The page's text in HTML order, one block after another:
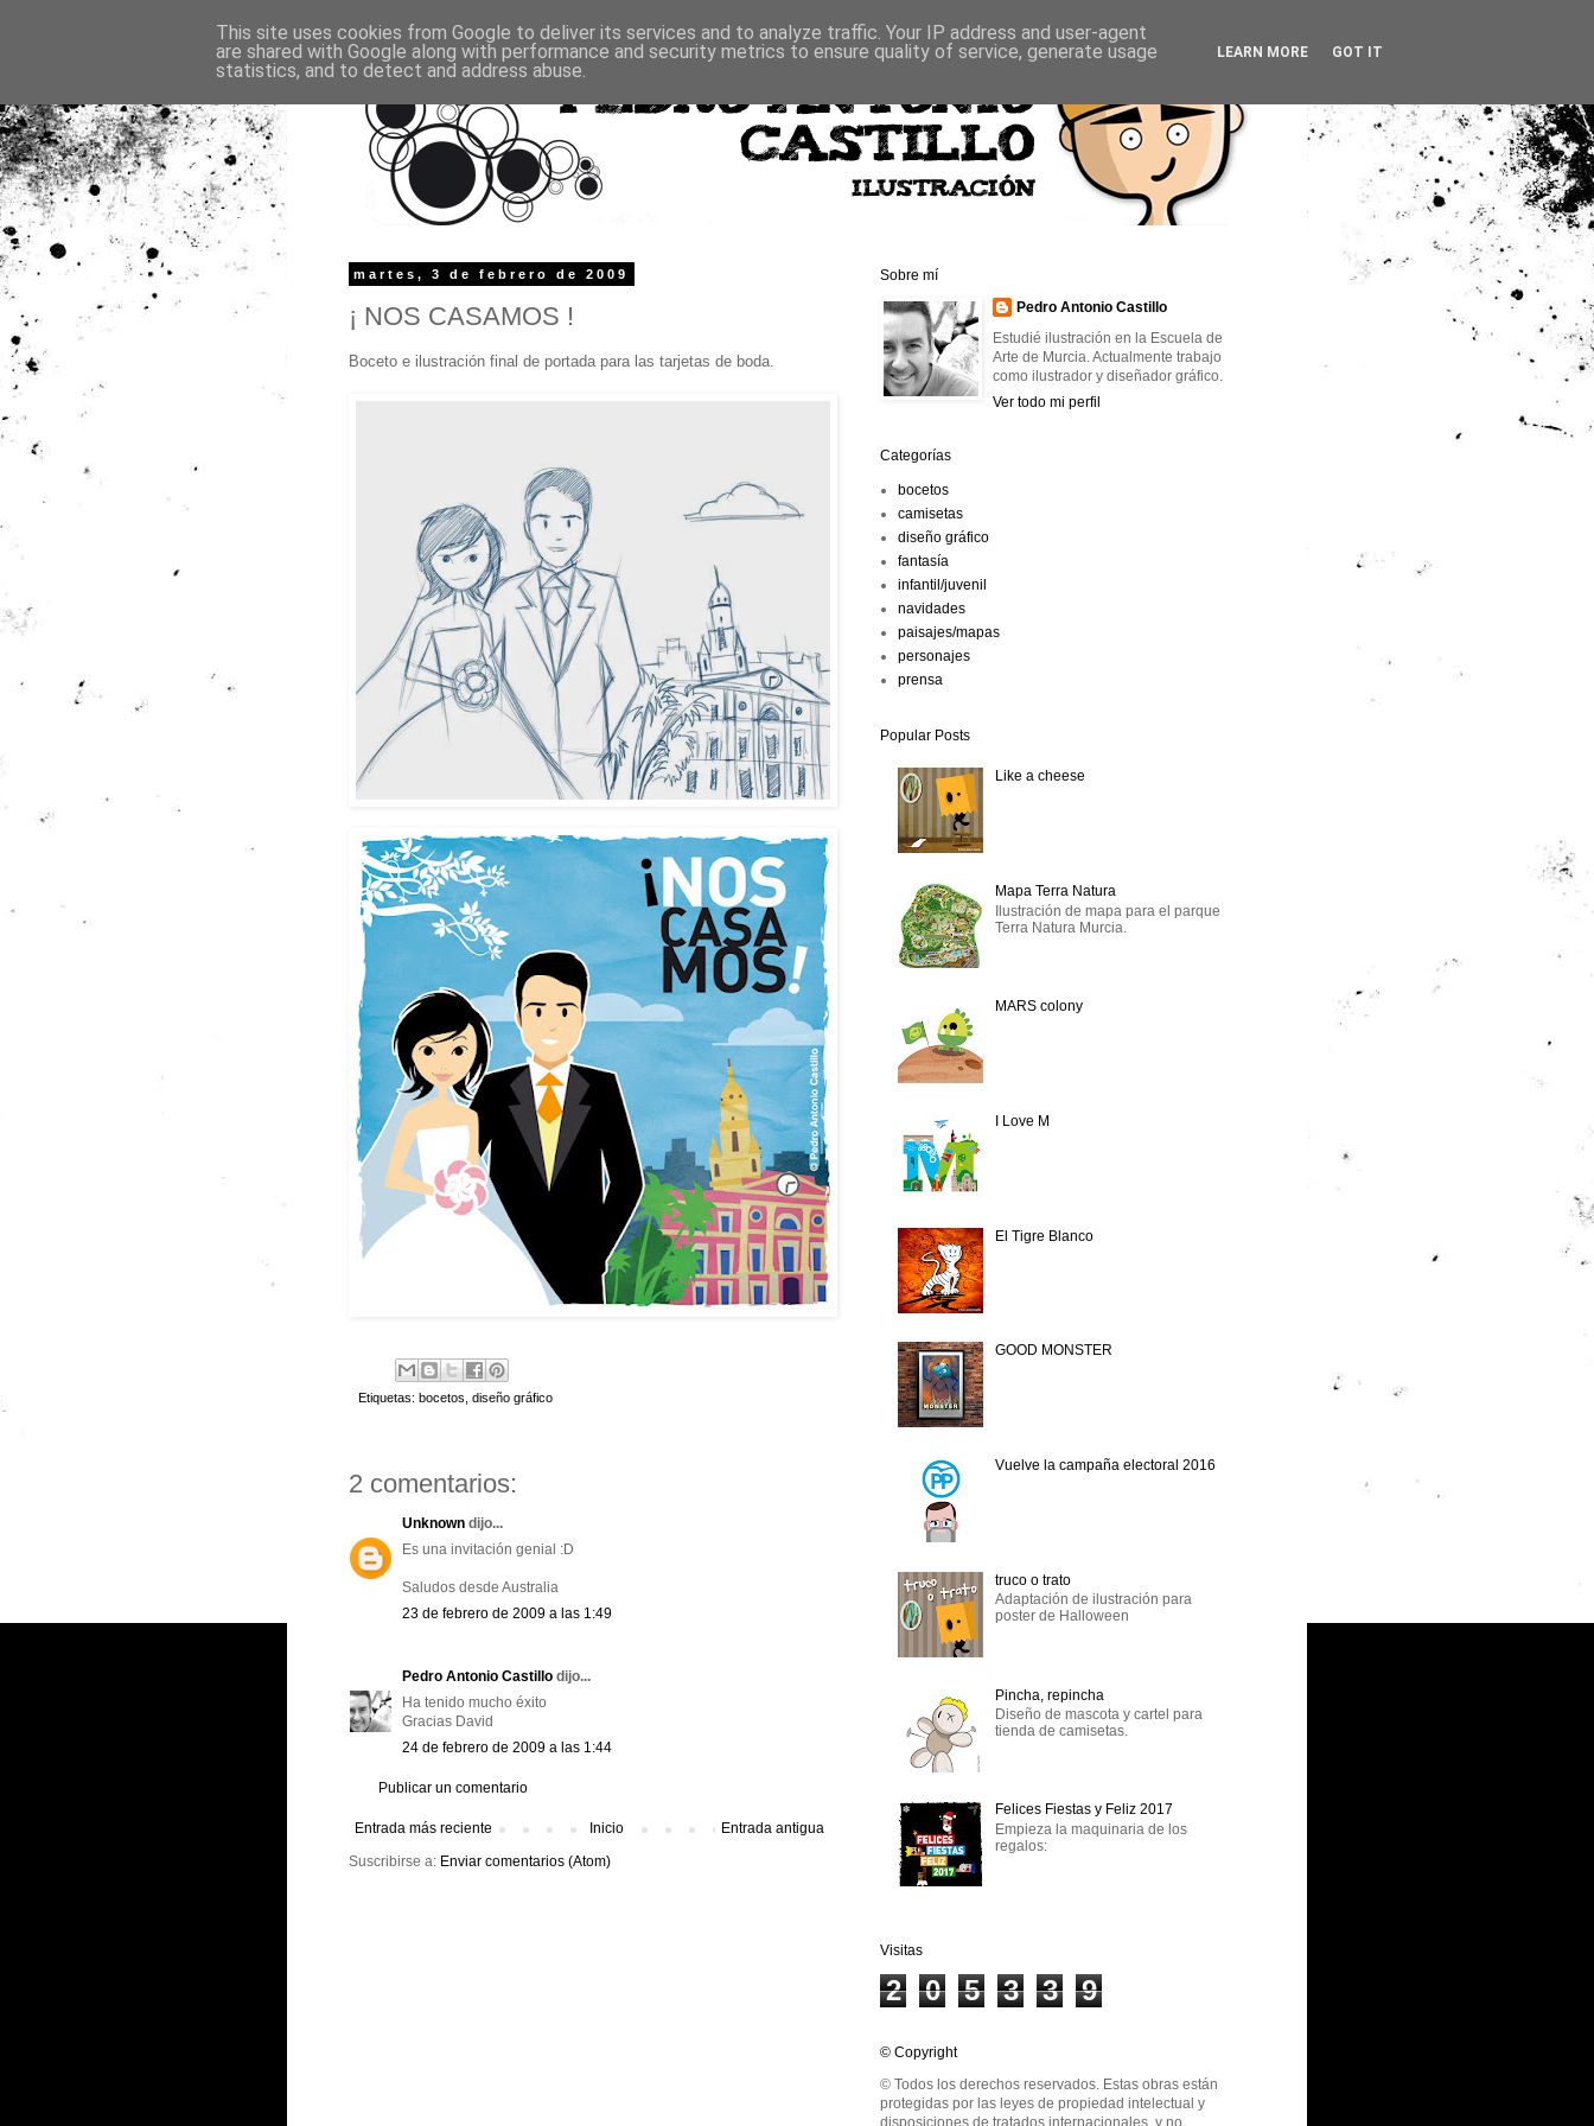
martes, 3 de febrero de 2009
¡ NOS CASAMOS !
Boceto e ilustración final de portada para las tarjetas de boda.
Etiquetas: bocetos diseño gráfico
2 comentarios:
Unknown dijo...
Es una invitación genial :D
Saludos desde Australia
23 de febrero de 2009 a las 1:49
Pedro Antonio Castillo dijo...
Ha tenido mucho éxito
Gracias David
24 de febrero de 2009 a las 1:44
Publicar un comentario
Entrada más reciente Entrada antigua
Inicio
Suscribirse a: Enviar comentarios (Atom)
Sobre mí
Pedro Antonio Castillo
Estudié ilustración en la Escuela de
Arte de Murcia. Actualmente trabajo
como ilustrador y diseñador gráfico.
Ver todo mi perfil
Categorías
bocetos
camisetas
diseño gráfico
fantasía
infantil/juvenil
navidades
paisajes/mapas
personajes
prensa
Popular Posts
Like a cheese
Mapa Terra Natura
Ilustración de mapa para el parque
Terra Natura Murcia.
MARS colony
I Love M
El Tigre Blanco
GOOD MONSTER
Vuelve la campaña electoral 2016
truco o trato
Adaptación de ilustración para
poster de Halloween
Pincha, repincha
Diseño de mascota y cartel para
tienda de camisetas.
Felices Fiestas y Feliz 2017
Empieza la maquinaria de los
regalos:
Visitas
2 0 5 3 3 9
© Copyright
© Todos los derechos reservados. Estas obras están
protegidas por las leyes de propiedad intelectual y
disposiciones de tratados internacionales, y no
This site uses cookies from Google to deliver its services and to analyze traffic. Your IP address and user-agent
are shared with Google along with performance and security metrics to ensure quality of service, generate usage
statistics, and to detect and address abuse.
LEARN MORE GOT IT